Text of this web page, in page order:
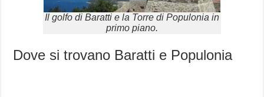
Il golfo di Baratti e la Torre di Populonia in
primo piano.
Dove si trovano Baratti e Populonia